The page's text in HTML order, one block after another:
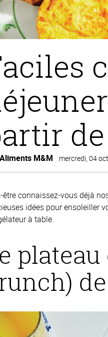
M&M mercredi, 04
être connaissez-vous déjà
idées pour ensoleiller
à table.